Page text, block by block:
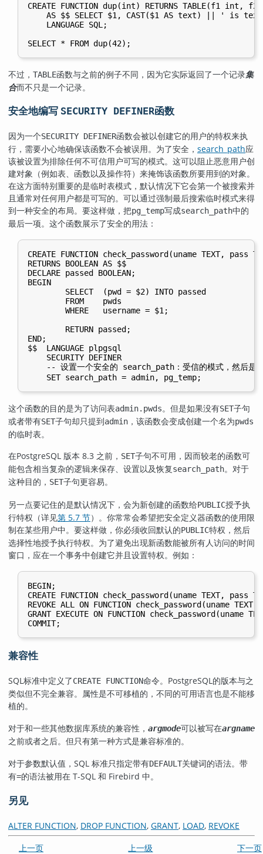
CREATE FUNCTION dup(int) RETURNS TABLE(f1 int,
AS $$ SELECT $1, CAST($1 AS text) || ' is
    LANGUAGE SQL;
不过， TABLE函数与之前的例子不同，因为它实际返回了一个记录集
合而不只是一个记录。
安全地编写 SECURITY DEFINER函数
因为一个SECURITY DEFINER函数会被以创建它的用户的特权来执
行，需要小心地确保该函数不会被误用。为了安全， search_path应
该被设置为排除任何不可信用户可写的模式。这可以阻止恶意用户创
建对象（例如表、函数以及操作符）来掩饰该函数所要用到的对象。
在这方面特别重要的是临时表模式，默认情况下它会第一个被搜索并
且通常对任何用户都是可写的。可以通过强制最后搜索临时模式来得
到一种安全的布局。要这样做，把pg_temp写成search_path中的
最后一项。这个函数展示了安全的用法：
CREATE FUNCTION check_password(uname TEXT, pass
RETURNS BOOLEAN AS $$
DECLARE passed BOOLEAN;
BEGIN
        SELECT  (pwd = $2) INTO passed
        FROM    pwds
        WHERE   username = $1;
        RETURN passed;
END;
$$  LANGUAGE plpgsql
    SECURITY DEFINER
-- 设置一个安全的 search_path：受信的模式，然后是
这个函数的目的是为了访问表admin.pwds。但是如果没有SET子句
或者带有SET子句却只提到admin ，该函数会变成创建一个名为pwds
的临时表。
在PostgreSQL 版本 8.3 之前， SET子句不可用，因而较老的函数可
能包含相当复杂的逻辑来保存、设置以及恢复search_path。对于
这种目的， SET子句更容易。
另一点要记住的是默认情况下，会为新创建的函数给PUBLIC授予执
行特权（详见第 5.7 节）。你常常会希望把安全定义器函数的使用限
制在某些用户中。要这样做，你必须收回默认的PUBLIC特权，然后
选择性地授予执行特权。为了避免出现新函数能被所有人访问的时间
窗口，应在一个事务中创建它并且设置特权。例如：
BEGIN;
CREATE FUNCTION check_password(uname TEXT, pass
REVOKE ALL ON FUNCTION check_password(uname
GRANT EXECUTE ON FUNCTION check_password(uname
兼容性
SQL标准中定义了CREATE FUNCTION命令。 PostgreSQL的版本与之
类似但不完全兼容。属性是不可移植的，不同的可用语言也是不能移
植的。
对于和一些其他数据库系统的兼容性， argmode可以被写在argname
之前或者之后。但只有第一种方式是兼容标准的。
对于参数默认值，SQL 标准只指定带有DEFAULT关键词的语法。带
有=的语法被用在 T-SQL 和 Firebird 中。
另见
ALTER FUNCTION, DROP FUNCTION, GRANT, LOAD, REVOKE
上一页
上一级 下一页